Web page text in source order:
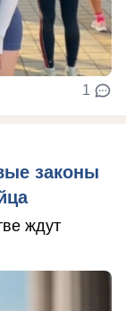
1
законы
ждут